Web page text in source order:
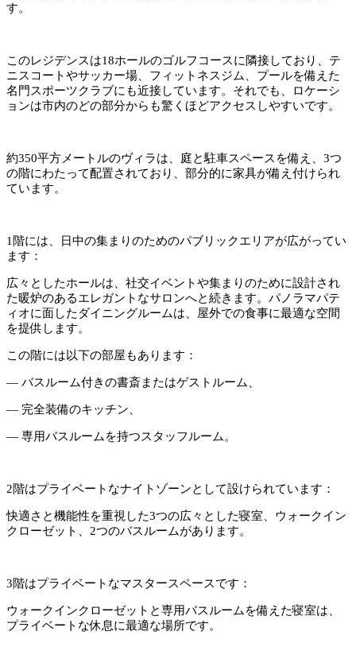
す。
このレジデンスは18ホールのゴルフコースに隣接しており、テ
ニスコートやサッカー場、フィットネスジム、プールを備えた
名門スポーツクラブにも近接しています。それでも、ロケーシ
ョンは市内のどの部分からも驚くほどアクセスしやすいです。
約350平方メートルのヴィラは、庭と駐車スペースを備え、3つ
の階にわたって配置されており、部分的に家具が備え付けられ
ています。
1階には、日中の集まりのためのパブリックエリアが広がってい
ます：
広々としたホールは、社交イベントや集まりのために設計され
た暖炉のあるエレガントなサロンへと続きます。パノラマパテ
ィオに面したダイニングルームは、屋外での食事に最適な空間
を提供します。
この階には以下の部屋もあります：
— バスルーム付きの書斎またはゲストルーム、
— 完全装備のキッチン、
— 専用バスルームを持つスタッフルーム。
2階はプライベートなナイトゾーンとして設けられています：
快適さと機能性を重視した3つの広々とした寝室、ウォークイン
クローゼット、2つのバスルームがあります。
3階はプライベートなマスタースペースです：
ウォークインクローゼットと専用バスルームを備えた寝室は、
プライベートな休息に最適な場所です。